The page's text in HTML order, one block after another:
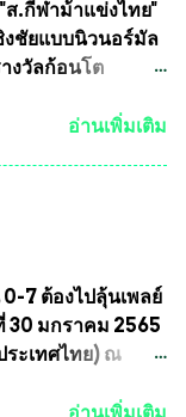
รั้งที่ 1 ประจำปี
างวันที่ 24
อ่ยชื่อเต็มสังกัด
พันอากาศเอก ทอง
งกัมปนาท ผู้ร่วม
ร่งด่วน จึงได้มอบ
วรรณ ตระกูลธรรม
เขตภาษีเจริญ
กษา และการแจก
ชุมชนคลองลัดภาชี
ได้รับความเดือด
ำให้การอยู่การ
ส.กีฬาม้าแข่งไทย"
ชัยแบบนิวนอร์มัล
งวัลก้อนโต
ธยา นายกสมาคม
างสมาคม
มกีฬาม้าแข่งไทย
ไทย (บ้าน
รอำนวยการแข่ง
วรรณศร
และรักษาการผู้
องฝ่าย เข้าร่วม
อ่านเพิ่มเติม
7 ต้องไปลุ้นเพลย์
30 มกราคม 2565
ระเทศไทย) ณ
เอเชีย 2022 รอบ